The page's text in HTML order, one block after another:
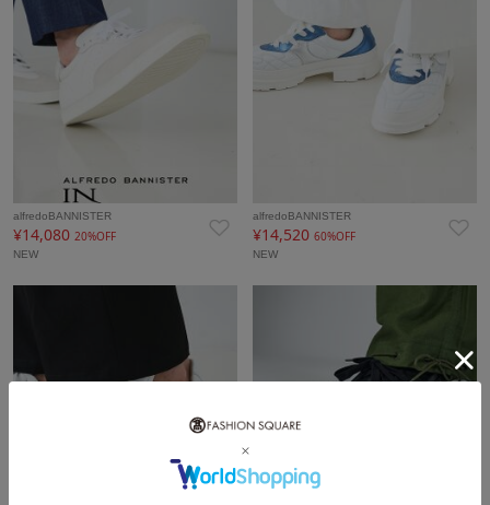
alfredoBANNISTER
¥14,080 20%OFF
NEW
alfredoBANNISTER
¥14,52060%OFF
NEW